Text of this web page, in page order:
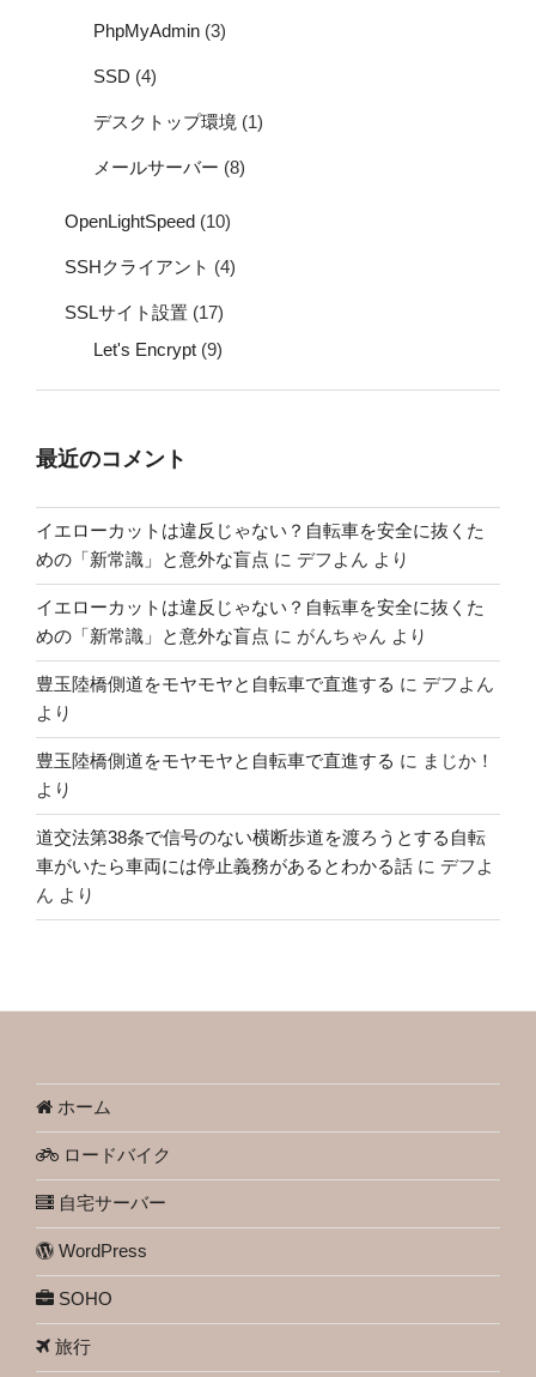
PhpMyAdmin (3)
SSD (4)
デスクトップ環境 (1)
メールサーバー (8)
OpenLightSpeed (10)
SSHクライアント (4)
SSLサイト設置 (17)
Let's Encrypt (9)
最近のコメント
イエローカットは違反じゃない？自転車を安全に抜くた
めの「新常識」と意外な盲点 に デフよん より
イエローカットは違反じゃない？自転車を安全に抜くた
めの「新常識」と意外な盲点 に がんちゃん より
豊玉陸橋側道をモヤモヤと自転車で直進する に デフよん
より
豊玉陸橋側道をモヤモヤと自転車で直進する に まじか！
より
道交法第38条で信号のない横断歩道を渡ろうとする自転
車がいたら車両には停止義務があるとわかる話 に デフよ
ん より
ホーム
ロードバイク
自宅サーバー
WordPress
SOHO
旅行